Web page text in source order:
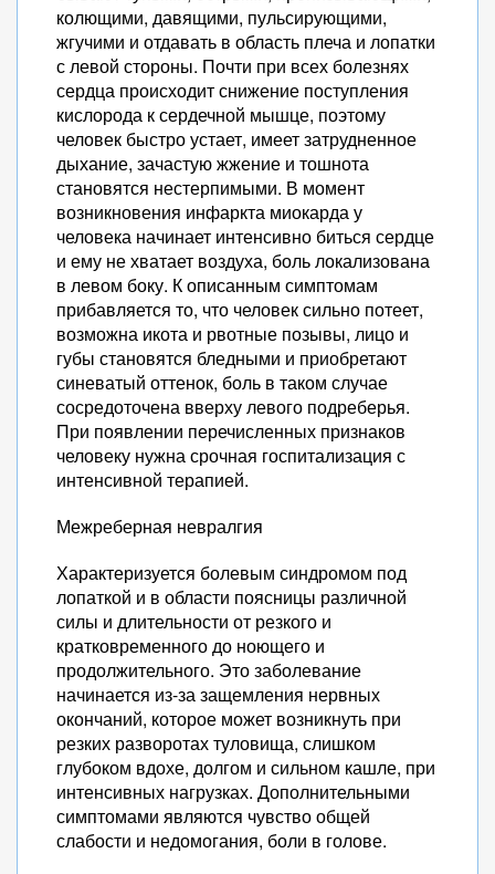
колющими, давящими, пульсирующими,
жгучими и отдавать в область плеча и лопатки
с левой стороны. Почти при всех болезнях
сердца происходит снижение поступления
кислорода к сердечной мышце, поэтому
человек быстро устает, имеет затрудненное
дыхание, зачастую жжение и тошнота
становятся нестерпимыми. В момент
возникновения инфаркта миокарда у
человека начинает интенсивно биться сердце
и ему не хватает воздуха, боль локализована
в левом боку. К описанным симптомам
прибавляется то, что человек сильно потеет,
возможна икота и рвотные позывы, лицо и
губы становятся бледными и приобретают
синеватый оттенок, боль в таком случае
сосредоточена вверху левого подреберья.
При появлении перечисленных признаков
человеку нужна срочная госпитализация с
интенсивной терапией.
Межреберная невралгия
Характеризуется болевым синдромом под
лопаткой и в области поясницы различной
силы и длительности от резкого и
кратковременного до ноющего и
продолжительного. Это заболевание
начинается из-за защемления нервных
окончаний, которое может возникнуть при
резких разворотах туловища, слишком
глубоком вдохе, долгом и сильном кашле, при
интенсивных нагрузках. Дополнительными
симптомами являются чувство общей
слабости и недомогания, боли в голове.